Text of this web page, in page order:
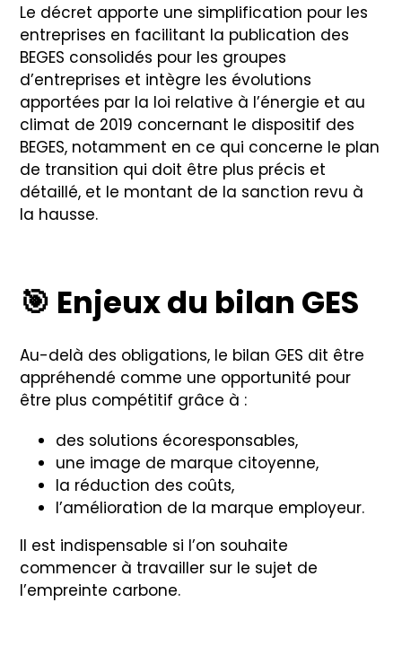
Le décret apporte une simplification pour les
entreprises en facilitant la publication des
BEGES consolidés pour les groupes
d’entreprises et intègre les évolutions
apportées par la loi relative à l’énergie et au
climat de 2019 concernant le dispositif des
BEGES, notamment en ce qui concerne le plan
de transition qui doit être plus précis et
détaillé, et le montant de la sanction revu à
la hausse.
🎯 Enjeux du bilan GES
Au-delà des obligations, le bilan GES dit être
appréhendé comme une opportunité pour
être plus compétitif grâce à :
des solutions écoresponsables,
une image de marque citoyenne,
la réduction des coûts,
l’amélioration de la marque employeur.
Il est indispensable si l’on souhaite
commencer à travailler sur le sujet de
l’empreinte carbone.